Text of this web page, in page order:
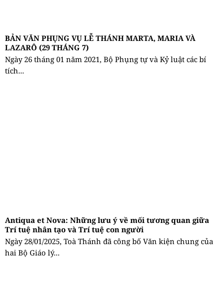
BẢN VĂN PHỤNG VỤ LỄ THÁNH MARTA, MARIA VÀ
LAZARÔ (29 THÁNG 7)
Ngày 26 tháng 01 năm 2021, Bộ Phụng tự và Kỷ luật các bí
tích...
Antiqua et Nova: Những lưu ý về mối tương quan giữa
Trí tuệ nhân tạo và Trí tuệ con người
Ngày 28/01/2025, Toà Thánh đã công bố Văn kiện chung của
hai Bộ Giáo lý...